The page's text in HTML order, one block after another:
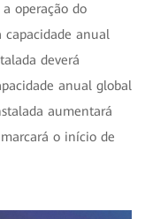
operação do
capacidade anual
deverá
anual global
aumentará
o início de